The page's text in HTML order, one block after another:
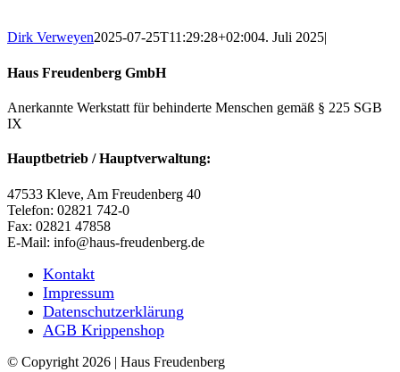
Dirk Verweyen2025-07-25T11:29:28+02:004. Juli 2025|
Haus Freudenberg GmbH
Anerkannte Werkstatt für behinderte Menschen gemäß § 225 SGB
IX
Hauptbetrieb / Hauptverwaltung:
47533 Kleve, Am Freudenberg 40
Telefon: 02821 742-0
Fax: 02821 47858
E-Mail: info@haus-freudenberg.de
Kontakt
Impressum
Datenschutzerklärung
AGB Krippenshop
© Copyright 2026 | Haus Freudenberg